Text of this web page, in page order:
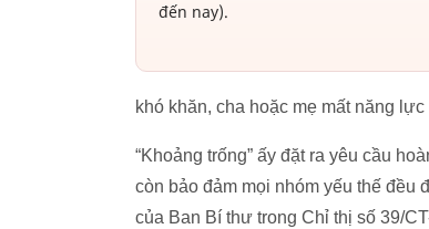
đến nay).
khó khăn, cha hoặc mẹ mất năng
“Khoảng trống” ấy đặt ra yêu cầu
còn bảo đảm mọi nhóm yếu thế
của Ban Bí thư trong Chỉ thị số 39/